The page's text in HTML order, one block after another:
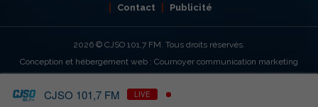
Contact
Publicité
2026 © CJSO 101,7 FM. Tous droits réservés.
Conception et hébergement web : Cournoyer communication marketing
CJSO 101,7 FM LIVE